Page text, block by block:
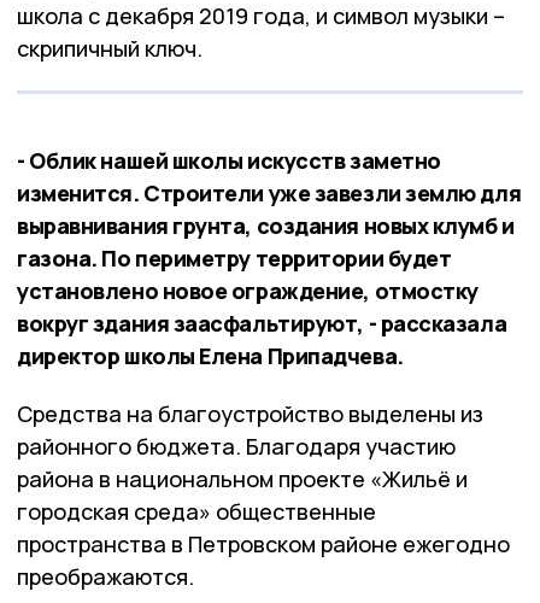
школа с декабря 2019 года, и символ музыки –
скрипичный ключ.
- Облик нашей школы искусств заметно
изменится. Строители уже завезли землю для
выравнивания грунта, создания новых клумб и
газона. По периметру территории будет
установлено новое ограждение, отмостку
вокруг здания заасфальтируют, - рассказала
директор школы Елена Припадчева.
Средства на благоустройство выделены из
районного бюджета. Благодаря участию
района в национальном проекте «Жильё и
городская среда» общественные
пространства в Петровском районе ежегодно
преображаются.